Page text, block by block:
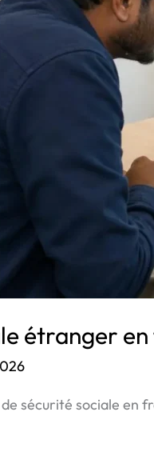
étranger
sécurité sociale en